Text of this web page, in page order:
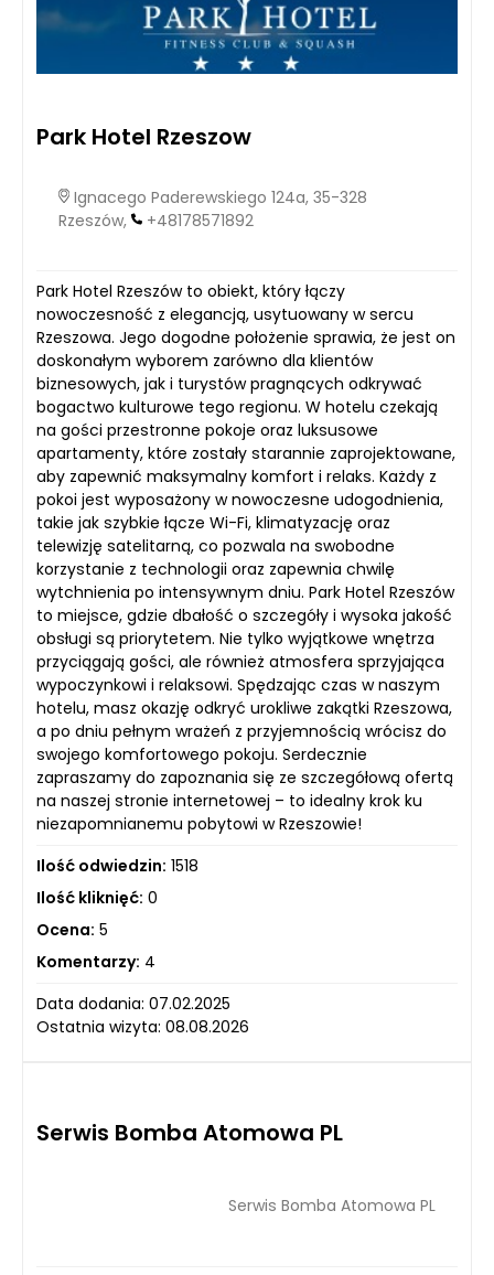
Park Hotel Rzeszow
Ignacego Paderewskiego 124a, 35-328
Rzeszów,
+48178571892
Park Hotel Rzeszów to obiekt, który łączy
nowoczesność z elegancją, usytuowany w sercu
Rzeszowa. Jego dogodne położenie sprawia, że jest on
doskonałym wyborem zarówno dla klientów
biznesowych, jak i turystów pragnących odkrywać
bogactwo kulturowe tego regionu. W hotelu czekają
na gości przestronne pokoje oraz luksusowe
apartamenty, które zostały starannie zaprojektowane,
aby zapewnić maksymalny komfort i relaks. Każdy z
pokoi jest wyposażony w nowoczesne udogodnienia,
takie jak szybkie łącze Wi-Fi, klimatyzację oraz
telewizję satelitarną, co pozwala na swobodne
korzystanie z technologii oraz zapewnia chwilę
wytchnienia po intensywnym dniu. Park Hotel Rzeszów
to miejsce, gdzie dbałość o szczegóły i wysoka jakość
obsługi są priorytetem. Nie tylko wyjątkowe wnętrza
przyciągają gości, ale również atmosfera sprzyjająca
wypoczynkowi i relaksowi. Spędzając czas w naszym
hotelu, masz okazję odkryć urokliwe zakątki Rzeszowa,
a po dniu pełnym wrażeń z przyjemnością wrócisz do
swojego komfortowego pokoju. Serdecznie
zapraszamy do zapoznania się ze szczegółową ofertą
na naszej stronie internetowej – to idealny krok ku
niezapomnianemu pobytowi w Rzeszowie!
Ilość odwiedzin: 1518
Ilość kliknięć: 0
Ocena: 5
Komentarzy: 4
Data dodania: 07.02.2025
Ostatnia wizyta: 08.08.2026
Serwis Bomba Atomowa PL
Serwis Bomba Atomowa PL